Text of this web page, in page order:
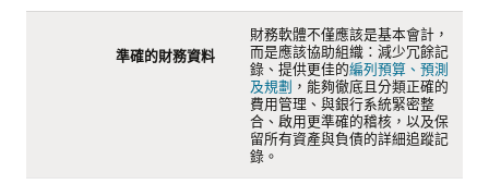
準確的財務資料
財務軟體不僅應該是基本會計，
而是應該協助組織：減少冗餘記
錄、提供更佳的編列預算、預測
及規劃 ，能夠徹底且分類正確的
費用管理、與銀行系統緊密整
合、啟用更準確的稽核，以及保
留所有資產與負債的詳細追蹤記
錄。